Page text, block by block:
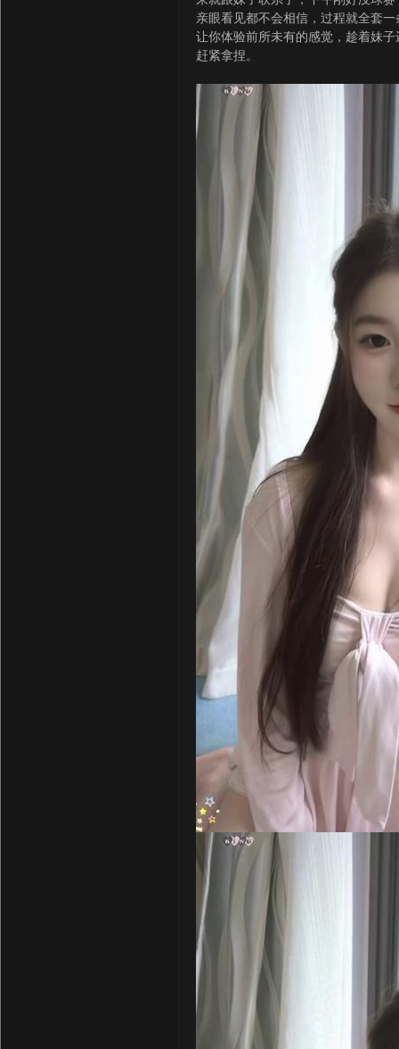
亲眼看见都不会相信，过程就全套
让你体验前所未有的感觉，趁着妹
赶紧拿捏。